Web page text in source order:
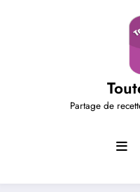
Partage de